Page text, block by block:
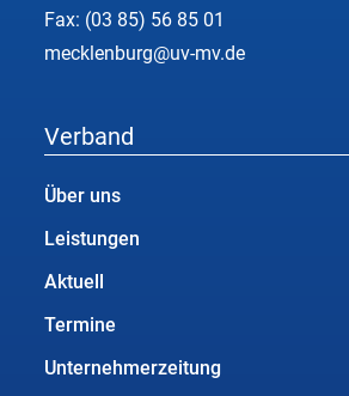
Fax: (03 85) 56 85 01
mecklenburg@uv-mv.de
Verband
Über uns
Leistungen
Aktuell
Termine
Unternehmerzeitung